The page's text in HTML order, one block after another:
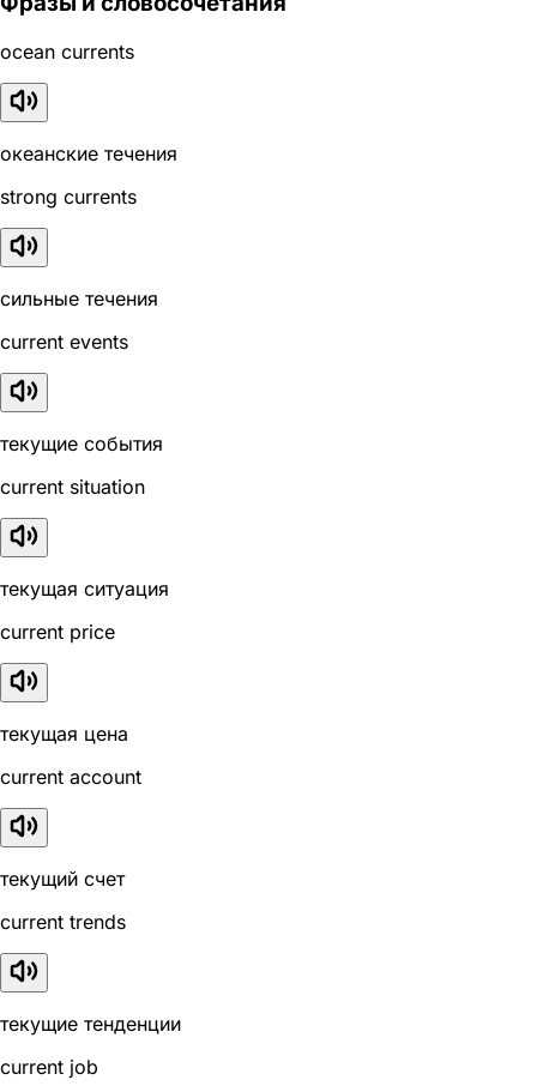
ocean currents
океанские течения
strong currents
сильные течения
current events
текущие события
current situation
текущая ситуация
current price
текущая цена
current account
текущий счет
current trends
текущие тенденции
current job